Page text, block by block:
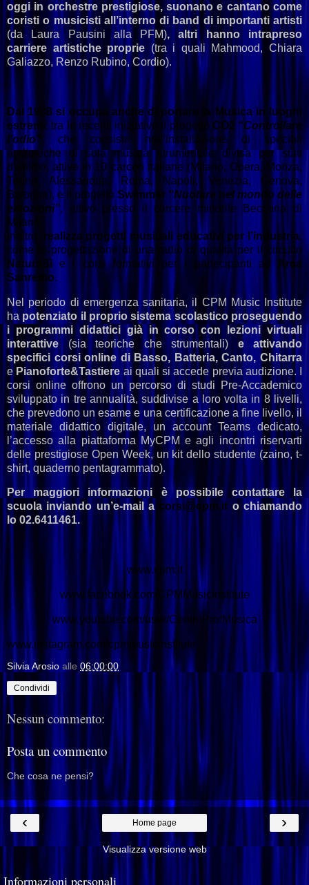
oggi in orchestre prestigiose, suonano e cantano come
coristi o musicisti all’interno di band di importanti artisti
(da Laura Pausini alla PFM), altri hanno intrapreso
carriere artistiche proprie (tra i quali Mahmood, Chiara
Galiazzo, Renzo Rubino, Cordio).
Dal 1988 si occupa anche di portare la Musica in luoghi
estremi: tra le recenti iniziative il progetto CO2 “Controllare
l’odio” , che consiste nell’installazione di speciali
audioteche di sola musica strumentale divisa per stati
d’animo, attive in 10 carceri italiane (Milano, Opera, Monza,
Torino, Alessandria, Roma, Napoli, Venezia, Genova,
Bologna), e il progetto Swimmer “Nuotare nel mondo delle
emozioni”, attivo presso il carcere minorile Beccaria di
Milano.
Inoltre,
realizza progetti musicali educativi per l’industria,
come la progettazione di una radio di qualità per il circuito
NaturaSìe i corsi formativi per i partecipanti ad
Area
Sanremo.
Nel periodo di emergenza sanitaria, il CPM Music Institute
ha potenziato il proprio sistema scolastico proseguendo
i programmi didattici già in corso con lezioni virtuali
interattive (sia teoriche che strumentali) e attivando
specifici corsi online di Basso, Batteria, Canto, Chitarra
e Pianoforte&Tastiere ai quali si accede previa audizione. I
corsi online offrono un percorso di studi Pre-Accademico
sviluppato in tre annualità, suddivise a loro volta in 8 livelli,
che prevedono un esame e una certificazione a fine livello, il
materiale didattico digitale, un account Teams dedicato,
l’accesso alla piattaforma MyCPM e agli incontri riservarti
delle prestigiose Open Week, un kit dello studente (zaino, t-
shirt, quaderno pentagrammato).
Per maggiori informazioni è possibile contattare la
scuola inviando un’e-mail a corsi@cpm.it o chiamando
lo 02.6411461.
www.cpm.it
www.facebook.com/ CPMMusicInstitute
www.youtube.com/user/CentroProfMusica
www.instagram.com/cpmmusicinstitute
Silvia Arosio alle 06:00:00
Condividi
Nessun commento:
Posta un commento
Che cosa ne pensi?
‹ ›
Home page
Visualizza versione web
Informazioni personali